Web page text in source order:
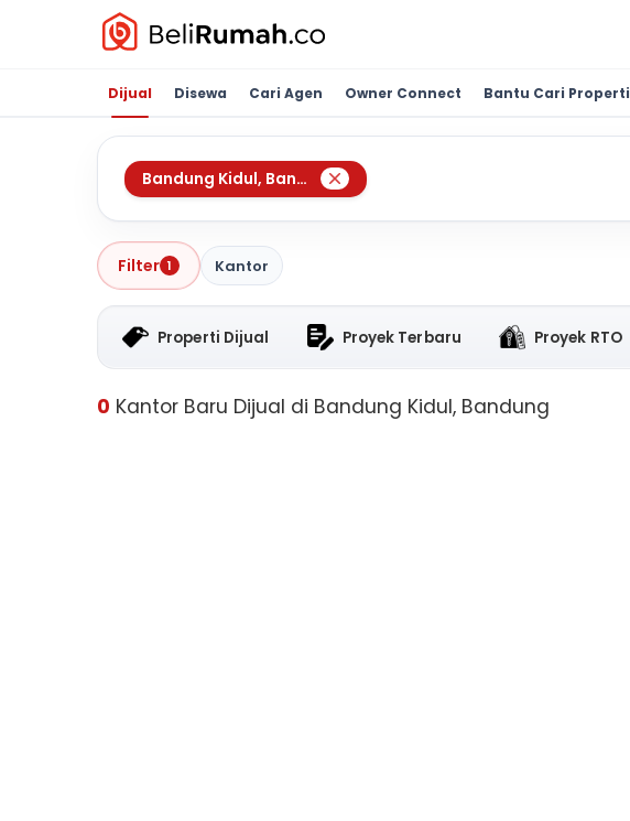
Dijual Disewa Cari Agen Owner Connect Bantu Cari Properti
Bandung Kidul, Bandung
Filter 1 Kantor
Properti Dijual Proyek Terbaru Proyek RTO
0 Kantor Baru Dijual di Bandung Kidul, Bandung